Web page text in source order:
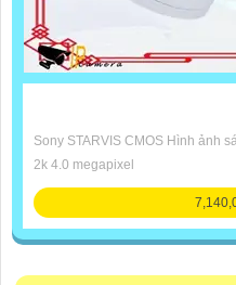
Sony STARVIS CMOS Hình ảnh
2k 4.0 megapixel